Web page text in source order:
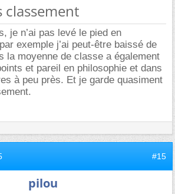
classement
je n’ai pas levé le pied en
exemple j’ai peut-être baissé de
la moyenne de classe a également
et pareil en philosophie et dans
à peu près. Et je garde quasiment
#15
pilou